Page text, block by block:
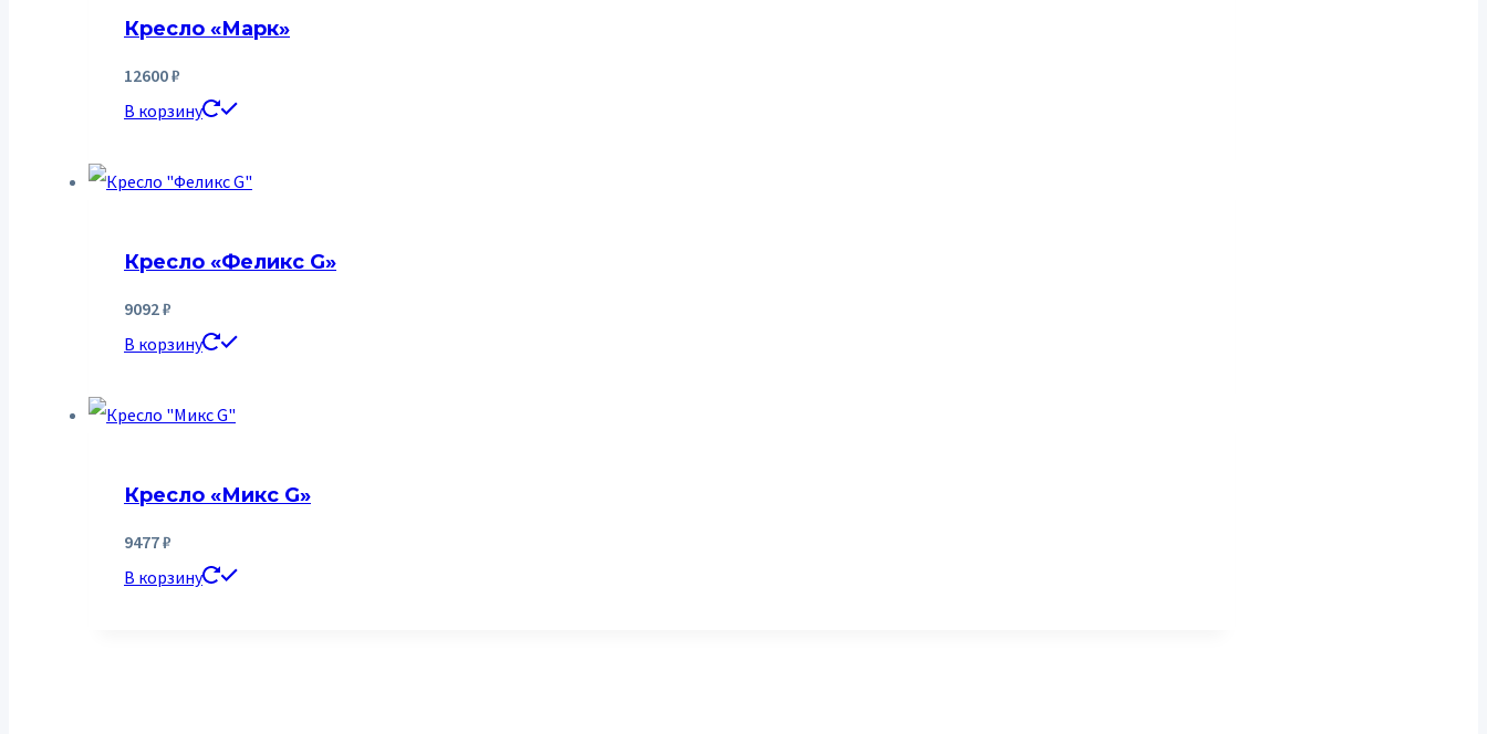
Кресло «Марк»
12600₽
В корзину
Кресло «Феликс G»
9092₽
В корзину
Кресло «Микс G»
9477₽
В корзину